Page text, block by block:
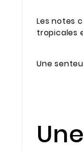
Les notes
tropicales
Une